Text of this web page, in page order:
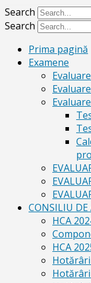
Search
Search
Prima pagină
Examene
CONSILIU
HCA
HCA
Hotărâri
Hotărâri